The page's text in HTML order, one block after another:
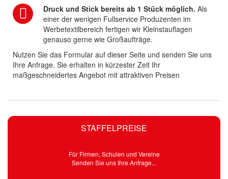
STAFFELPREISE
Für Firmen, Schulen und Vereine
Senden Sie uns Ihre Anfrage...
Druck und Stick bereits ab 1 Stück möglich. Als
einer der wenigen Fullservice Produzenten im
Werbetextilbereich fertigen wir Kleinstauflagen
genauso gerne wie Großaufträge.
Nutzen Sie das Formular auf dieser Seite und senden Sie uns
Ihre Anfrage. Sie erhalten in kürzester Zeit Ihr
maßgeschneidertes Angebot mit attraktiven Preisen